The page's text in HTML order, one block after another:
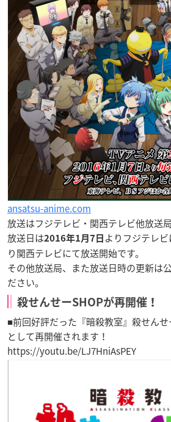
ansatsu-anime.com
放送はフジテレビ・関西テレビ他放送
放送日は2016年1月7日 よりフジテレ
り関西テレビにて放送開始です。
その他放送局、また放送日時の更新は
ださい。
殺せんせーSHOPが再開催！
■前回好評だった 『暗殺教室』殺せん
として再開催されます！
https://youtu.be/LJ7HniAsPEY